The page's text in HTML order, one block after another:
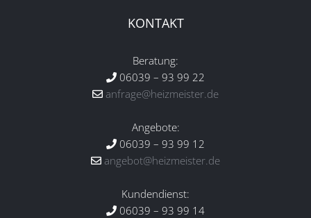
KONTAKT
Beratung:
06039 – 93 99 22
anfrage@heizmeister.de
Angebote:
06039 – 93 99 12
angebot@heizmeister.de
Kundendienst:
06039 – 93 99 14